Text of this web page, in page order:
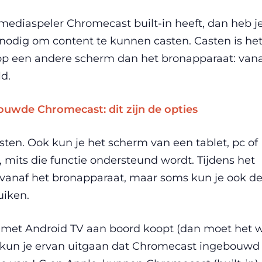
Chromecast built-in heeft, dan heb
om content te kunnen casten. Casten is het
een andere scherm dan het bronapparaat:
Chromecast: dit zijn de opties
Ook kun je het scherm van een tablet, pc of
die functie ondersteund wordt. Tijdens het
het bronapparaat, maar soms kun je ook de
Android TV aan boord koopt (dan moet het
je ervan uitgaan dat Chromecast ingebouwd